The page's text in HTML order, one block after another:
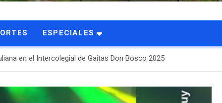
ESPECIALES
en el Intercolegial de Gaitas Don Bosco 2025